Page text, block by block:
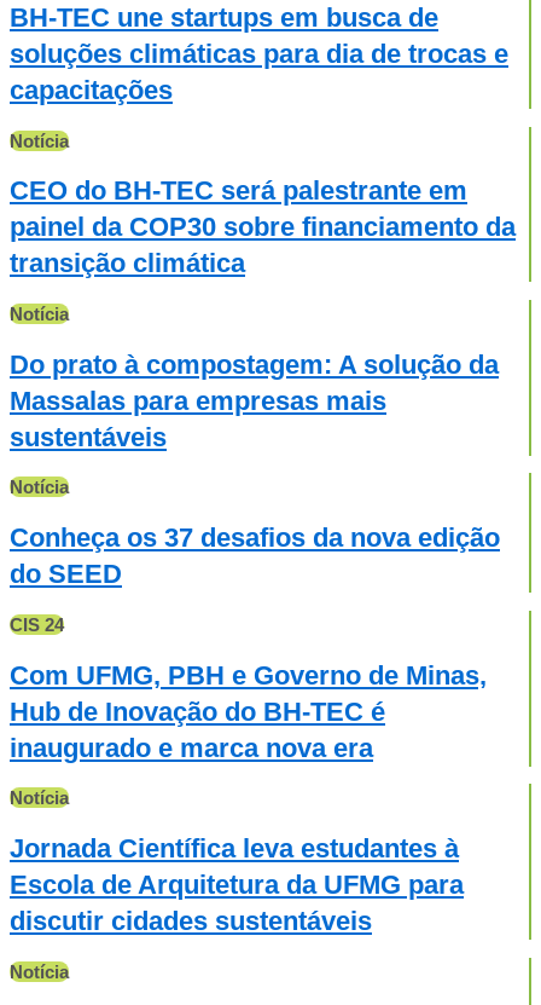
BH-TEC une startups em busca de
soluções climáticas para dia de trocas e
capacitações
Notícia
CEO do BH-TEC será palestrante em
painel da COP30 sobre financiamento da
transição climática
Notícia
Do prato à compostagem: A solução da
Massalas para empresas mais
sustentáveis
Notícia
Conheça os 37 desafios da nova edição
do SEED
CIS 24
Com UFMG, PBH e Governo de Minas,
Hub de Inovação do BH-TEC é
inaugurado e marca nova era
Notícia
Jornada Científica leva estudantes à
Escola de Arquitetura da UFMG para
discutir cidades sustentáveis
Notícia